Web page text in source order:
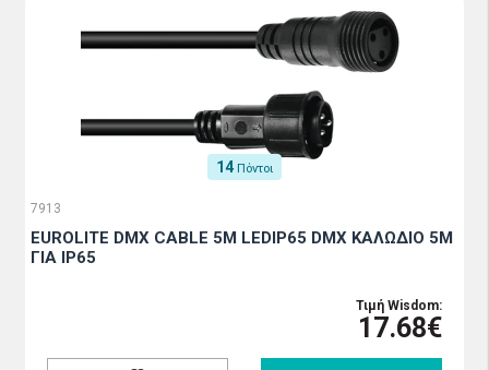
14 Πόντοι
7913
EUROLITE DMX CABLE 5M LEDIP65 DMX ΚΑΛΩΔΙΟ 5Μ
ΓΙΑ IP65
Τιμή Wisdom:
17.68€